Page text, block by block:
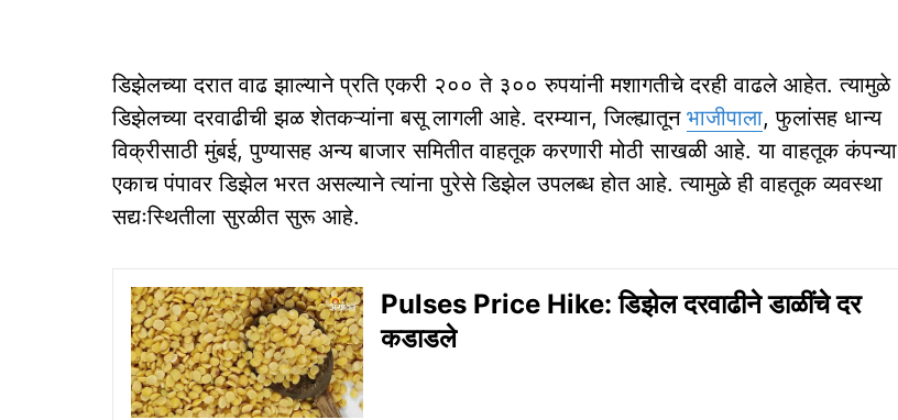
डिझेलच्या दरात वाढ झाल्याने प्रति एकरी २०० ते ३०० रुपयांनी मशागतीचे दरही वाढले आहेत. त्यामुळे
डिझेलच्या दरवाढीची झळ शेतकऱ्यांना बसू लागली आहे. दरम्यान, जिल्ह्यातून भाजीपाला, फुलांसह धान्य
विक्रीसाठी मुंबई, पुण्यासह अन्य बाजार समितीत वाहतूक करणारी मोठी साखळी आहे. या वाहतूक कंपन्या
एकाच पंपावर डिझेल भरत असल्याने त्यांना पुरेसे डिझेल उपलब्ध होत आहे. त्यामुळे ही वाहतूक व्यवस्था
सद्यःस्थितीला सुरळीत सुरू आहे.
Pulses Price Hike: डिझेल दरवाढीने डाळींचे दर
कडाडले